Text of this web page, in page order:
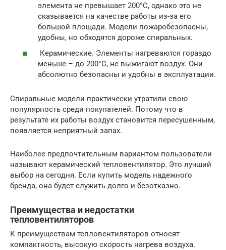
элемента не превышает 200°С, однако это не
сказывается на качестве работы из-за его
большой площади. Модели пожаробезопасны,
удобны, но обходятся дороже спиральных.
Керамические. Элементы нагреваются гораздо
меньше – до 200°С, не выжигают воздух. Они
абсолютно безопасны и удобны в эксплуатации.
Спиральные модели практически утратили свою
популярность среди покупателей. Потому что в
результате их работы воздух становится пересушенным,
появляется неприятный запах.
Наиболее предпочтительным вариантом пользователи
называют керамический тепловентилятор. Это лучший
выбор на сегодня. Если купить модель надежного
бренда, она будет служить долго и безотказно.
Преимущества и недостатки
тепловентиляторов
К преимуществам тепловентиляторов относят
компактность, высокую скорость нагрева воздуха.